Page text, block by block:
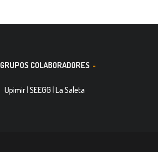
GRUPOS COLABORADORES
Upimir|SEEGG |La Saleta